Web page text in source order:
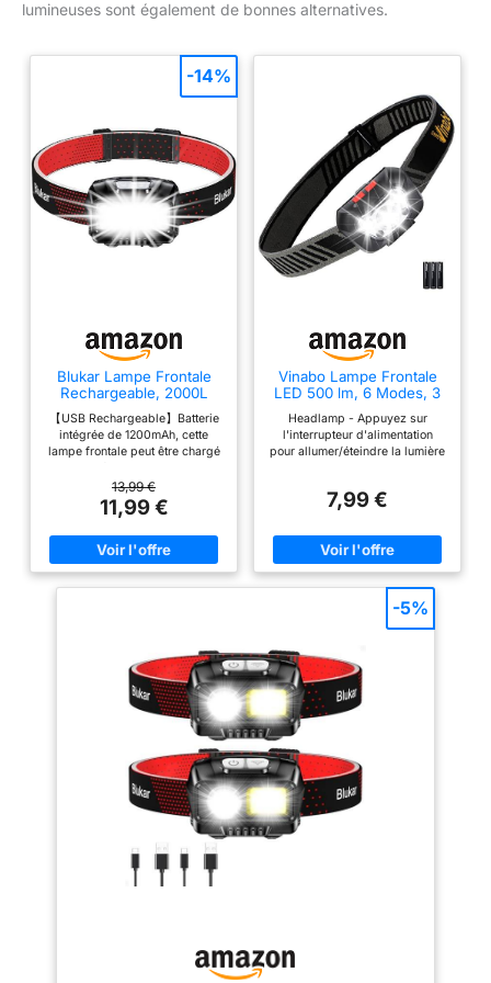
lumineuses sont également de bonnes alternatives.
Blukar Lampe Frontale
Rechargeable, 2000L
Super Lumineux IPX5
Étanche
【USB Rechargeable】Batterie
intégrée de 1200mAh, cette
lampe frontale peut être chargé
phare puissant peut supporter
des activités de plein air à long
terme après une charge
complète, vous offrant une
durée d'éclairage plus longue
et une expérience de charge
sur 2 boutons pour changer de
modes différents. 5 Modes
d'éclairage conventionnels:
XPG Blanche/COB
Blanche/XPG+COB
Blanche/COB Rouge/COB
Stroboscopique Rouge. 3
Modes d'éclairage du capteur:
XPG Blanche/COB
Blanche/XPG+COB Blanche. La
capteur de gestes vous offre la
commodité dont vous avez
besoin pour toute utilisation
confortable, respirant et pas
facile à glisser. 【Technologie
13,99 €
11,99 €
-14%
Vinabo Lampe Frontale
LED 500 lm, 6 Modes, 3
Headlamp - Appuyez sur
l'interrupteur d'alimentation
pour allumer/éteindre la lumière
de mode pendant 3 secondes,
entre le mode lumière blanche
et le mode lumière rouge.
Appuyez sur le commutateur de
modes de lumière blanche.
Dans n'importe quel mode de
lumière blanche, appuyez
longuement sur le commutateur
de mode pendant 3 secondes
pour passer en mode lumière
rouge. Appuyez à nouveau sur
le commutateur de mode pour
passer en mode clignotant
rouge. Lampe frontale Super
Brightness - Cette lampe
frontale LED professionnelle de
500 lumens avec fonction
mémoire.Le cadre d'éclairage
est très large et la visibilité était
7,99 €
-5%